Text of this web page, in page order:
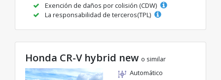
Exención de daños por colisión (CDW)
La responsabilidad de terceros(TPL)
Honda CR-V hybrid new o similar
Automático